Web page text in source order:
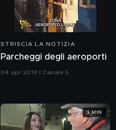
STRISCIA LA NOTIZIA
Parcheggi degli aeroporti
04 apr 2019 | Canale 5
3 MIN